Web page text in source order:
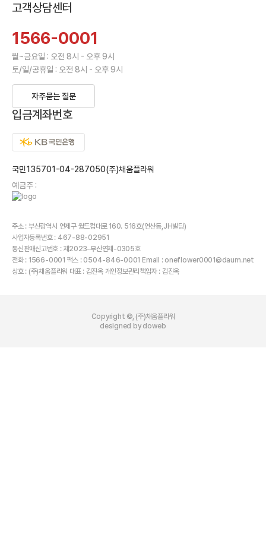
고객상담센터
1566-0001
월~금요일 : 오전 8시 - 오후 9시
토/일/공휴일 : 오전 8시 - 오후 9시
자주묻는 질문
입금계좌번호
국민135701-04-287050(주)채움플라워
예금주 :
주소 : 부산광역시 연제구 월드컵대로 160. 516호(연산동,JH빌딩)
사업자등록번호 : 467-88-02951
통신판매신고번호 : 제2023-부산연제-0305호
전화 : 1566-0001 팩스 : 0504-846-0001 Email : oneflower0001@daum.net
상호 : (주)채움플라워 대표 : 김진옥 개인정보관리책임자 : 김진옥
Copyright ©, (주)채움플라워
designed by doweb